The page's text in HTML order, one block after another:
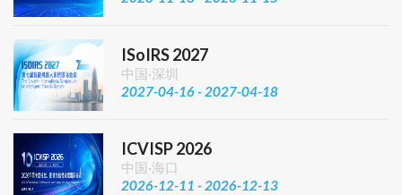
ISoIRS 2027
中国·深圳
2027-04-16 - 2027-04-18
ICVISP 2026
中国·海口
2026-12-11 - 2026-12-13